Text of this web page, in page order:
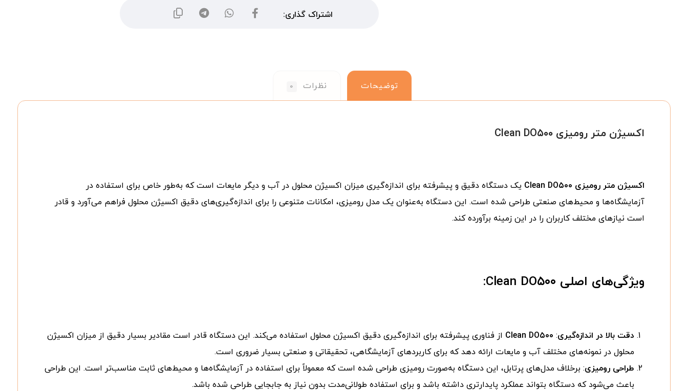
توضیحات نظرات ۰
اکسیژن متر رومیزی Clean DO۵۰۰
اکسیژن متر رومیزی Clean DO۵۰۰
یک دستگاه دقیق و پیشرفته برای اندازه‌گیری میزان اکسیژن محلول در آب و دیگر مایعات است که به‌طور خاص برای استفاده در
آزمایشگاه‌ها و محیط‌های صنعتی طراحی شده است. این دستگاه به‌عنوان یک مدل رومیزی، امکانات متنوعی را برای اندازه‌گیری‌های دقیق اکسیژن محلول فراهم می‌آورد و قادر
است نیازهای مختلف کاربران را در این زمینه برآورده کند.
ویژگی‌های اصلی Clean DO۵۰۰:
دقت بالا در اندازه‌گیری: Clean DO۵۰۰ از فناوری پیشرفته برای اندازه‌گیری دقیق اکسیژن محلول استفاده می‌کند. این دستگاه قادر است مقادیر بسیار دقیق از میزان اکسیژن
محلول در نمونه‌های مختلف آب و مایعات ارائه دهد که برای کاربردهای آزمایشگاهی، تحقیقاتی و صنعتی بسیار ضروری است.
طراحی رومیزی: برخلاف مدل‌های پرتابل، این دستگاه به‌صورت رومیزی طراحی شده است که معمولاً برای استفاده در آزمایشگاه‌ها و محیط‌های ثابت مناسب‌تر است. این طراحی
باعث می‌شود که دستگاه بتواند عملکرد پایدارتری داشته باشد و برای استفاده طولانی‌مدت بدون نیاز به جابجایی طراحی شده باشد.